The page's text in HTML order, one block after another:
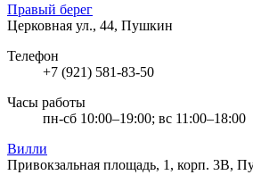
Правый берег
Церковная ул., 44, Пушкин
Телефон
+7 (921) 581-83-50
Часы работы
пн-сб 10:00–19:00; вс 11:00–18:00
Вилли
Привокзальная площадь, 1, корп. 3В,